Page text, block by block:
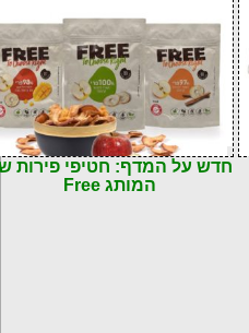
חדש על המדף: חטיפי פירות
המותג Free